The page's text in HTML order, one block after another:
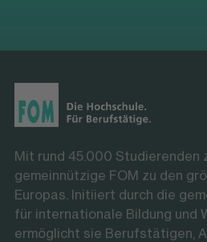
Mit rund 45.000 Studierenden
gemeinnützige FOM zu den
Europas. Initiiert durch die
für internationale Bildung und
ermöglicht sie Berufstätigen,